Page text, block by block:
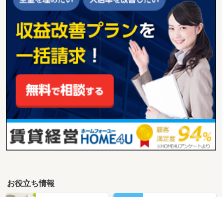
お役立ち情報